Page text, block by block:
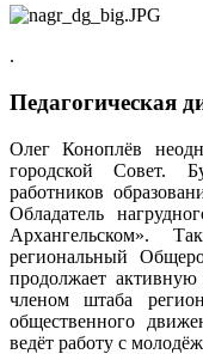
.
Педагогическая
Олег Коноплёв
городской Совет.
работников
Обладатель
Архангельском».
региональный
продолжает активную
членом штаба
общественного
ведёт работу с